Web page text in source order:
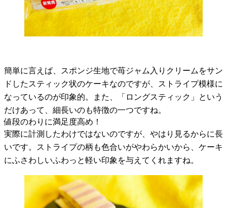
簡単に言えば、スポンジ生地で苺ジャム入りクリームをサン
ドしたスティック状のケーキなのですが、ストライプ模様に
なっているのが印象的。また、「ロングスティック」という
だけあって、細長いのも特徴の一つですね。
値段のわりに満足度高め！
実際に計測したわけではないのですが、やはり見るからに長
いです。ストライプの柄も色合いがやわらかいから、ケーキ
にふさわしいふわっと軽い印象を与えてくれますね。